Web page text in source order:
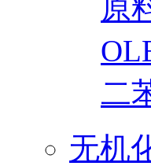
原
二
无机